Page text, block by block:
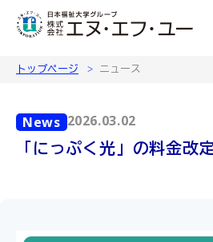
トップページ ニュース
News 2026.03.02
「にっぷく光」の料金改